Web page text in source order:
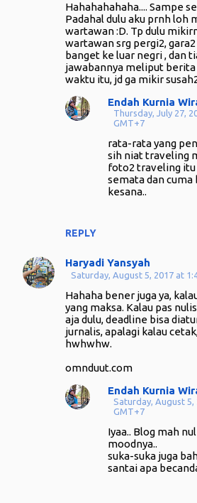
Hahahahahaha.... Sampe
Padahal dulu aku prnh loh
wartawan :D. Tp dulu
wartawan srg pergi2,
banget ke luar negri , dan
jawabannya meliput berita
waktu itu, jd ga mikir
REPLY
Endah Kurnia
Thursday, July 27,
GMT+7
rata-rata yang
sih niat traveling
foto2 traveling
semata dan cuma
kesana..
Haryadi Yansyah
Saturday, August 5, 2017 at
Hahaha bener juga ya,
yang maksa. Kalau pas
aja dulu, deadline bisa
jurnalis, apalagi kalau
hwhwhw.
omnduut.com
Endah Kurnia
Saturday, August 5,
GMT+7
Iyaa.. Blog mah
moodnya..
suka-suka juga
santai apa